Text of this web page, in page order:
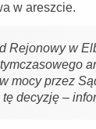
w areszcie.
Rejonowy w
mocy przez
decyzję –